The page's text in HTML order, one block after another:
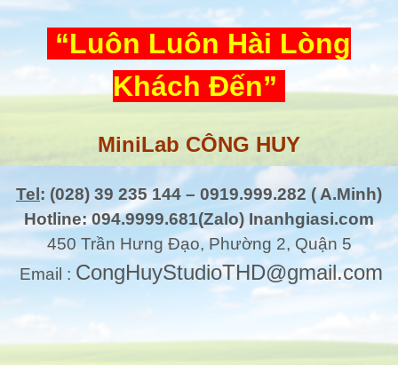
“Luôn Luôn Hài Lòng
Khách Đến”
MiniLab CÔNG HUY
Tel : (028) 39 235 144 – 0919.999.282 ( A.Minh)
Hotline: 094.9999.681(Zalo) Inanhgiasi.com
450 Trần Hưng Đạo, Phường 2, Quận 5
Email : CongHuyStudioTHD@gmail.com